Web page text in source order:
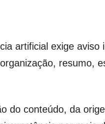
artificial exige aviso
resumo,
do conteúdo, da